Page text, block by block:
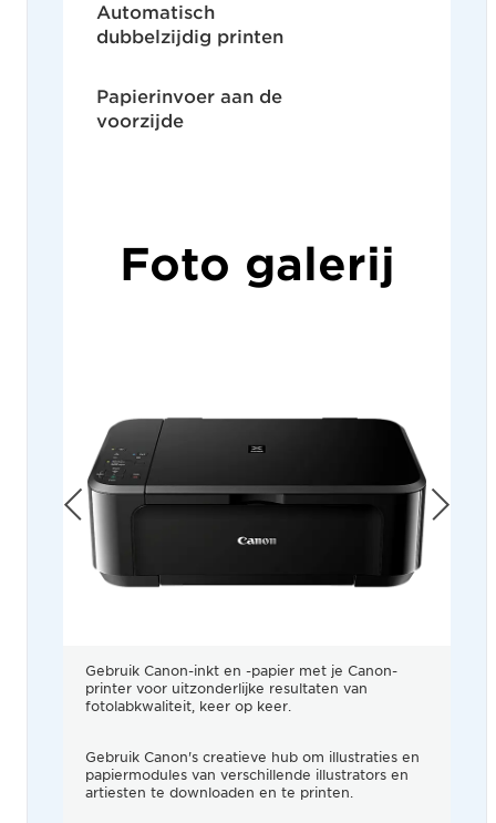
Automatisch
dubbelzijdig printen
Papierinvoer aan de
voorzijde
Foto galerij
Gebruik Canon-inkt en -papier met je Canon-
printer voor uitzonderlijke resultaten van
fotolabkwaliteit, keer op keer.
Gebruik Canon's creatieve hub om illustraties en
papiermodules van verschillende illustrators en
artiesten te downloaden en te printen.